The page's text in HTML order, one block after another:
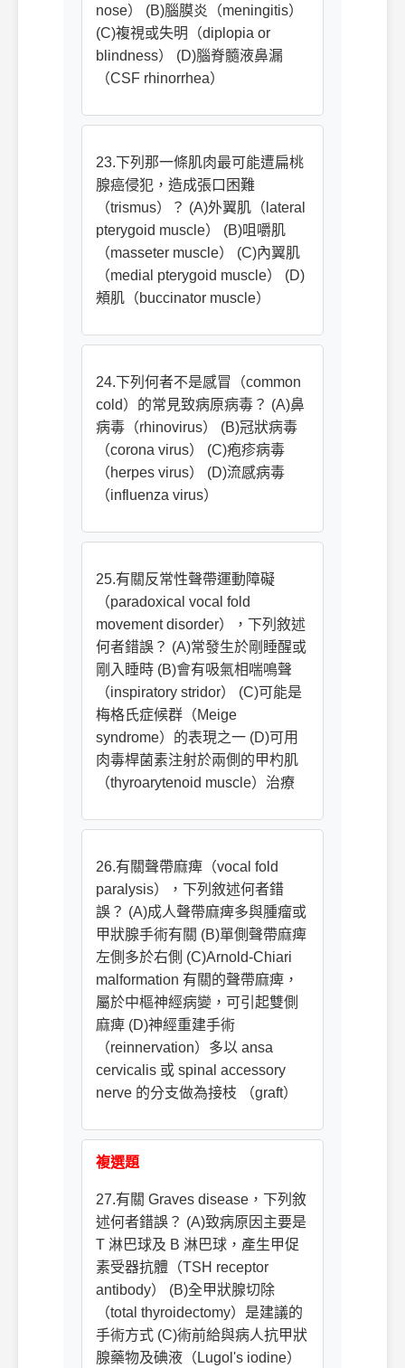
nose） (B)腦膜炎（meningitis）
(C)複視或失明（diplopia or
blindness） (D)腦脊髓液鼻漏
（CSF rhinorrhea）
23.下列那一條肌肉最可能遭扁桃
腺癌侵犯，造成張口困難
（trismus）？ (A)外翼肌（lateral
pterygoid muscle） (B)咀嚼肌
（masseter muscle） (C)內翼肌
（medial pterygoid muscle） (D)
頰肌（buccinator muscle）
24.下列何者不是感冒（common
cold）的常見致病原病毒？ (A)鼻
病毒（rhinovirus） (B)冠狀病毒
（corona virus） (C)疱疹病毒
（herpes virus） (D)流感病毒
（influenza virus）
25.有關反常性聲帶運動障礙
（paradoxical vocal fold
movement disorder），下列敘述
何者錯誤？ (A)常發生於剛睡醒或
剛入睡時 (B)會有吸氣相喘鳴聲
（inspiratory stridor） (C)可能是
梅格氏症候群（Meige
syndrome）的表現之一 (D)可用
肉毒桿菌素注射於兩側的甲杓肌
（thyroarytenoid muscle）治療
26.有關聲帶麻痺（vocal fold
paralysis），下列敘述何者錯
誤？ (A)成人聲帶麻痺多與腫瘤或
甲狀腺手術有關 (B)單側聲帶麻痺
左側多於右側 (C)Arnold-Chiari
malformation 有關的聲帶麻痺，
屬於中樞神經病變，可引起雙側
麻痺 (D)神經重建手術
（reinnervation）多以 ansa
cervicalis 或 spinal accessory
nerve 的分支做為接枝 （graft）
複選題
27.有關 Graves disease，下列敘
述何者錯誤？ (A)致病原因主要是
T 淋巴球及 B 淋巴球，產生甲促
素受器抗體（TSH receptor
antibody） (B)全甲狀腺切除
（total thyroidectomy）是建議的
手術方式 (C)術前給與病人抗甲狀
腺藥物及碘液（Lugol's iodine）